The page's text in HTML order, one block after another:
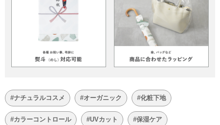
#ナチュラルコスメ #オーガニック #化粧下地
#カラーコントロール #UVカット #保湿ケア